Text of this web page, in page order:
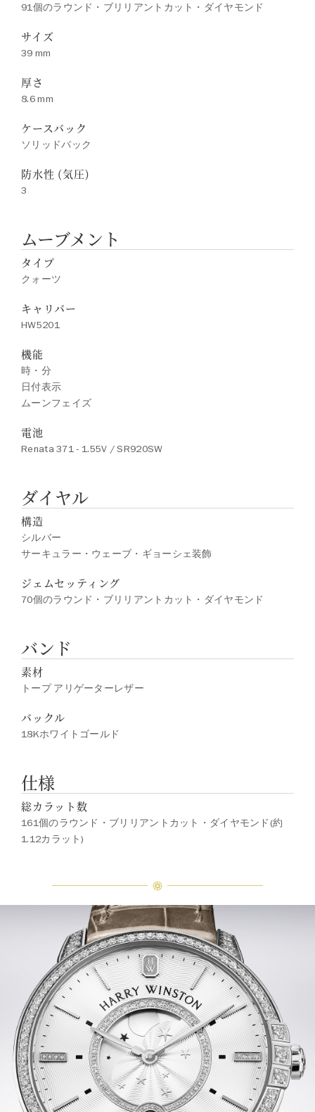
91個のラウンド・ブリリアントカット・ダイヤモンド
サイズ
39 mm
厚さ
8.6 mm
ケースバック
ソリッドバック
防水性 (気圧)
3
ムーブメント
タイプ
クォーツ
キャリバー
HW5201
機能
時・分
日付表示
ムーンフェイズ
電池
Renata 371 - 1.55V / SR920SW
ダイヤル
構造
シルバー
サーキュラー・ウェーブ・ギョーシェ装飾
ジェムセッティング
70個のラウンド・ブリリアントカット・ダイヤモンド
バンド
素材
トープ アリゲーターレザー
バックル
18Kホワイトゴールド
仕様
総カラット数
161個のラウンド・ブリリアントカット・ダイヤモンド(約
1.12カラット)